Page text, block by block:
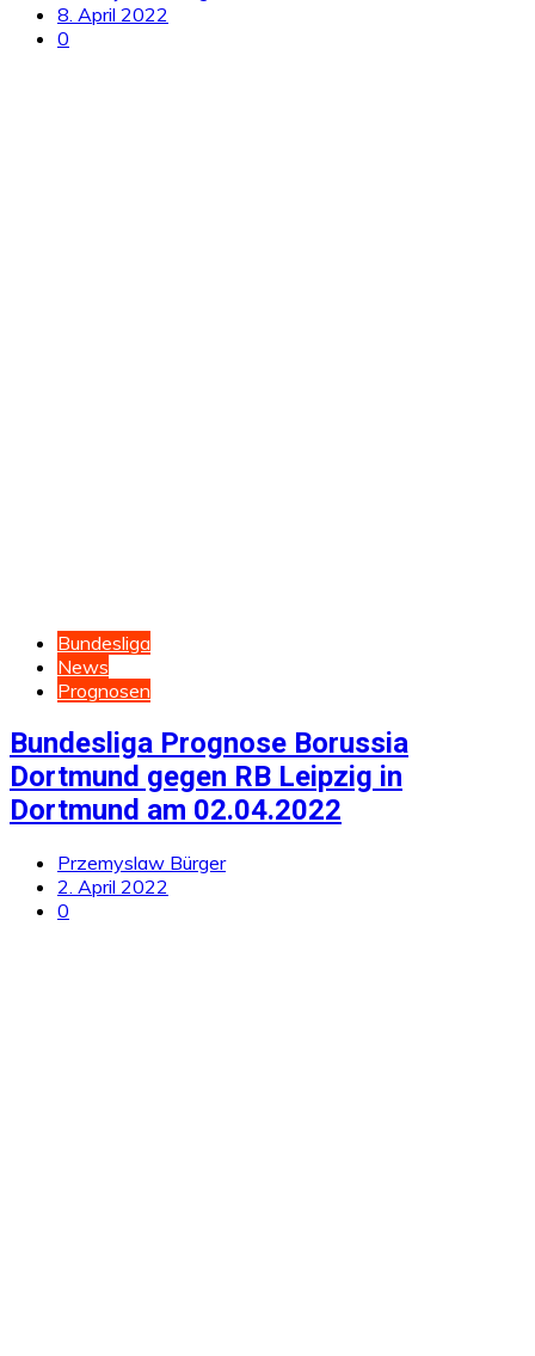
8. April 2022
0
Bundesliga
News
Prognosen
Bundesliga Prognose Borussia
Dortmund gegen RB Leipzig in
Dortmund am 02.04.2022
Przemyslaw Bürger
2. April 2022
0